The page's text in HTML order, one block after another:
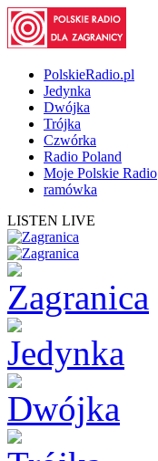
PolskieRadio.pl
Jedynka
Dwójka
Trójka
Czwórka
Radio Poland
Moje Polskie Radio
ramówka
LISTEN LIVE